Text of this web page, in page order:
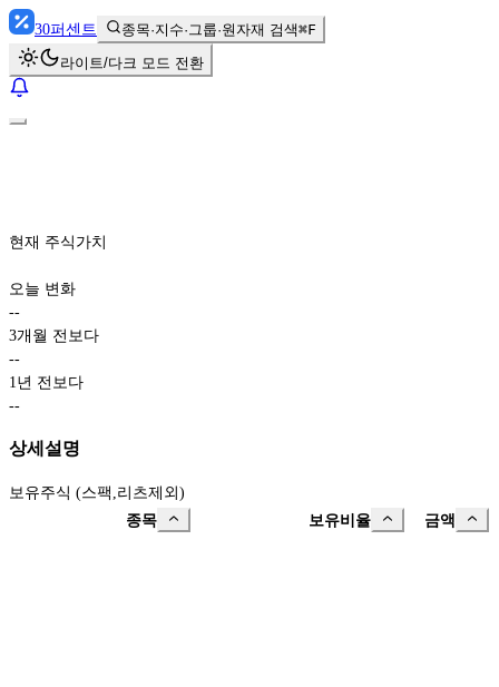
30퍼센트 종목·지수·그룹·원자재 검색⌘F
라이트/다크 모드 전환
현재 주식가치
오늘 변화
--
3개월 전보다
--
1년 전보다
--
상세설명
보유주식 (스팩,리츠제외)
종목
보유비율 금액